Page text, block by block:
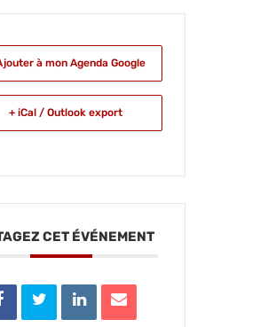
à mon Agenda Google
+ iCal / Outlook export
CET ÉVÉNEMENT